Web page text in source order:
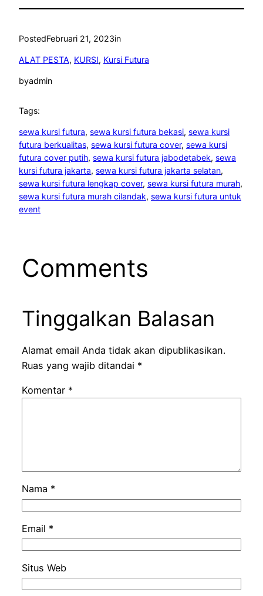
PostedFebruari 21, 2023in
ALAT PESTA, KURSI, Kursi Futura
byadmin
Tags:
sewa kursi futura, sewa kursi futura bekasi, sewa kursi
futura berkualitas, sewa kursi futura cover, sewa kursi
futura cover putih, sewa kursi futura jabodetabek, sewa
kursi futura jakarta, sewa kursi futura jakarta selatan
sewa kursi futura lengkap cover, sewa kursi futura murah
sewa kursi futura murah cilandak, sewa kursi futura untuk
event
Comments
Tinggalkan Balasan
Alamat email Anda tidak akan dipublikasikan.
Ruas yang wajib ditandai *
Komentar *
Nama *
Email *
Situs Web